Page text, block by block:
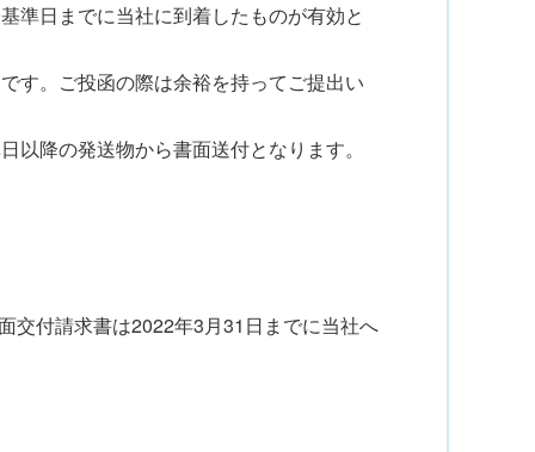
準日までに当社に到着したものが有効と
す。ご投函の際は余裕を持ってご提出い
降の発送物から書面送付となります。
交付請求書は2022年3月31日までに当社へ